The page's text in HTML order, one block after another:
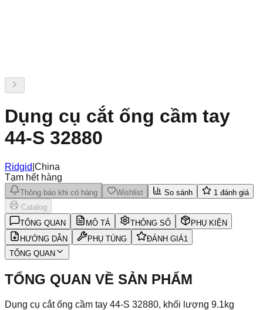
Dụng cụ cắt ống cầm tay
44-S 32880
Ridgid China
Tạm hết hàng
Thông báo khi có hàng Wishlist So sánh 1 đánh giá
Catalog
TỔNG QUAN
MÔ TẢ THÔNG SỐ
PHỤ KIỆN
HƯỚNG DẪN
PHỤ TÙNG ĐÁNH GIÁ1
TỔNG QUAN
TỔNG QUAN VỀ SẢN PHẨM
Dụng cụ cắt ống cầm tay 44-S 32880, khối lượng 9.1kg